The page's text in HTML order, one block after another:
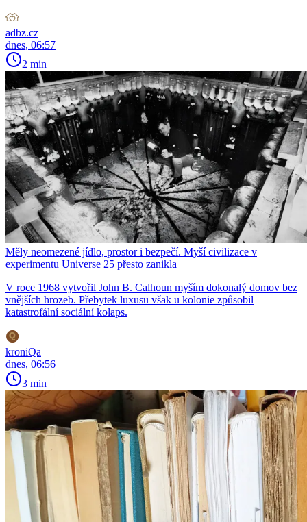
adbz.cz
dnes, 06:57
2 min
Měly neomezené jídlo, prostor i bezpečí. Myší civilizace v
experimentu Universe 25 přesto zanikla
V roce 1968 vytvořil John B. Calhoun myším dokonalý domov bez
vnějších hrozeb. Přebytek luxusu však u kolonie způsobil
katastrofální sociální kolaps.
kroniQa
dnes, 06:56
3 min